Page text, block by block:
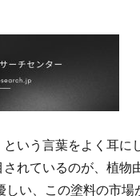
いう言葉をよく耳
れているのが、植
しい、この塗料の市